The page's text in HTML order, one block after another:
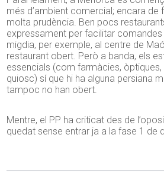
més d’ambient comercial; encara de
molta prudència. Ben pocs
expressament per facilitar
migdia, per exemple, al centre de
restaurant obert. Però a banda, els
essencials (com farmàcies,
quiosc) sí que hi ha alguna persiana
tampoc no han obert.
Mentre, el PP ha criticat des de
quedat sense entrar ja a la fase 1 de